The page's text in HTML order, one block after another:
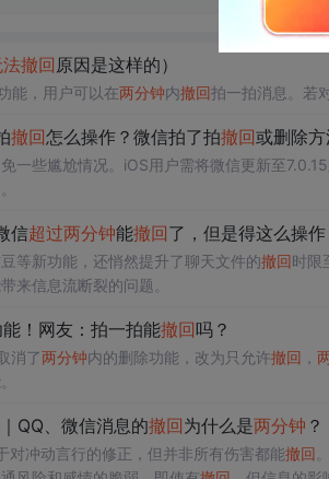
撤回 原因是这样的）
能，用户可以在两分钟内撤回拍一拍消息。若
撤回怎么操作？微信拍了拍撤回或删除方
一些尴尬情况。iOS用户需将微信更新至
信超过两分钟能撤回了，但是得这么操作
等新功能，还悄然提升了聊天文件的撤回时限
来信息流断裂的问题。
！网友：拍一拍能撤回吗？
消了两分钟内的删除功能，改为只允许撤回 ，
QQ、微信消息的撤回为什么是两分钟 ？
对冲动言行的修正，但并非所有伤害都能撤回